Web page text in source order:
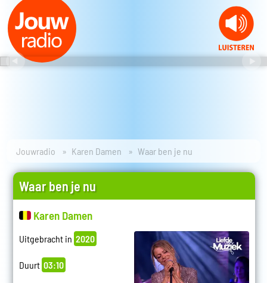
Jouwradio Karen Damen Waar ben je nu
Waar ben je nu
Karen Damen
Uitgebracht in 2020
Duurt 03:10